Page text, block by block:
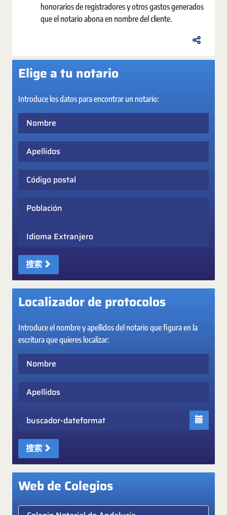
honorarios de registradores y otros gastos generados
que el notario abona en nombre del cliente.
Elige a tu notario
Introduce los datos para encontrar un notario:
Apellidos
Código postal
Población
Idioma Extranjero
搜索
Localizador de protocolos
Introduce el nombre y apellidos del notario que figura en la
escritura que quieres localizar:
Apellidos
Fecha
搜索
Web de Colegios
Elige colegio notarial